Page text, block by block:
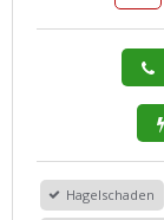
Hagelschaden